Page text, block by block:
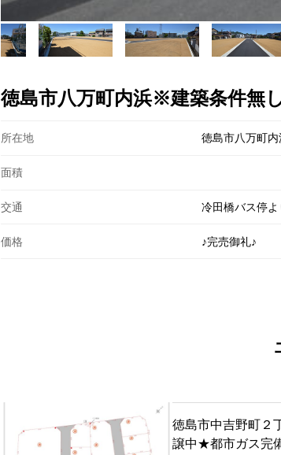
徳島市八万町内浜※建築条件無
所在地 徳島市八万町内
面積
交通 冷田橋バス停
価格 ♪完売御礼♪
徳島市中吉野町２
譲中★都市ガス